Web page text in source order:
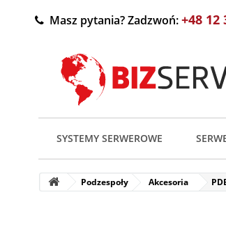
Masz pytania? Zadzwoń:+48 12
SYSTEMY SERWEROWE
Podzespoły Akcesoria